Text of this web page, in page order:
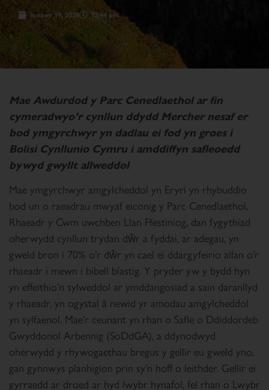
Ionawr 19, 2026 12:44 pm
Mae Awdurdod y Parc Cenedlaethol ar fin
cymeradwyo’r cynllun ddydd Mercher nesaf er
bod ymgyrchwyr yn dadlau ei fod yn groes i
Bolisi Cynllunio Cymru i amddiffyn safleoedd
bywyd gwyllt allweddol
Mae ymgyrchwyr amgylcheddol yn Eryri yn rhybuddio
bod un o raeadrau mwyaf eiconig y Parc Cenedlaethol,
Rhaeadr y Cwm uwchben Llan Ffestiniog, dan fygythiad
oherwydd cynllun trydan dŵr a fyddai, ar adegau, yn
gweld bron i 70% o’r dŵr yn cael ei ddargyfeirio allan o’r
rhaeadr i mewn i bibell blastig. Y pryder yw y bydd hyn
yn effeithio’n sylweddol ar ymddangosiad a sain daranllyd
y rhaeadr, yn ogystal â newid yr amodau amgylcheddol
yn sylfaenol. Mae’r ceunant yn rhan o Safle o Ddiddordeb
Gwyddonol Arbennig (SoDdGA), a ddynodwyd
oherwydd y rhywogaethau bregus y gellir eu gweld yno,
gan gynnwys planhigion prin sy’n hoff o leithder. Gellir ei
gyrraedd ar droed ar hyd lwybr hynafol, fel rhan o Lwybr